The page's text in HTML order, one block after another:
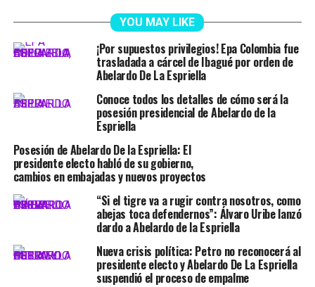
YOU MAY LIKE
¡Por supuestos privilegios! Epa Colombia fue
trasladada a cárcel de Ibagué por orden de
Abelardo De La Espriella
Conoce todos los detalles de cómo será la
posesión presidencial de Abelardo de la
Espriella
Posesión de Abelardo De la Espriella: El
presidente electo habló de su gobierno,
cambios en embajadas y nuevos proyectos
“Si el tigre va a rugir contra nosotros, como
abejas toca defendernos”: Álvaro Uribe lanzó
dardo a Abelardo de la Espriella
Nueva crisis política: Petro no reconocerá al
presidente electo y Abelardo De La Espriella
suspendió el proceso de empalme